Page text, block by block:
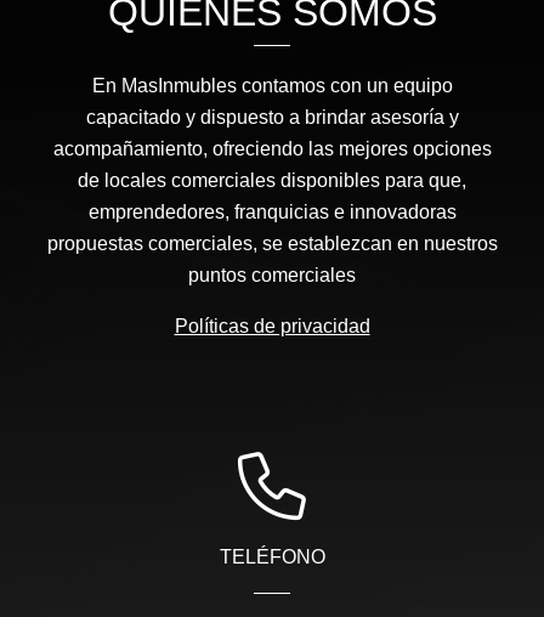
QUIÉNES SOMOS
En MasInmubles contamos con un equipo
capacitado y dispuesto a brindar asesoría y
acompañamiento, ofreciendo las mejores opciones
de locales comerciales disponibles para que,
emprendedores, franquicias e innovadoras
propuestas comerciales, se establezcan en nuestros
puntos comerciales
Políticas de privacidad
TELÉFONO